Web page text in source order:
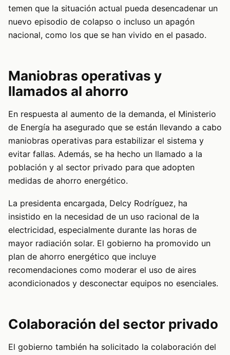
temen que la situación actual pueda desencadenar un
nuevo episodio de colapso o incluso un apagón
nacional, como los que se han vivido en el pasado.
Maniobras operativas y
llamados al ahorro
En respuesta al aumento de la demanda, el Ministerio
de Energía ha asegurado que se están llevando a cabo
maniobras operativas para estabilizar el sistema y
evitar fallas. Además, se ha hecho un llamado a la
población y al sector privado para que adopten
medidas de ahorro energético.
La presidenta encargada, Delcy Rodríguez, ha
insistido en la necesidad de un uso racional de la
electricidad, especialmente durante las horas de
mayor radiación solar. El gobierno ha promovido un
plan de ahorro energético que incluye
recomendaciones como moderar el uso de aires
acondicionados y desconectar equipos no esenciales.
Colaboración del sector privado
El gobierno también ha solicitado la colaboración del